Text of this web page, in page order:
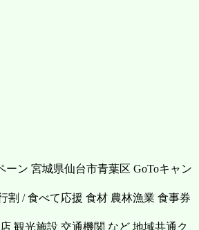
ーン 宮城県仙台市青葉区 GoToキャン
割 / 食べて応援 食材 農林漁業 食事券
観光施設 交通機関 など 地域共通ク